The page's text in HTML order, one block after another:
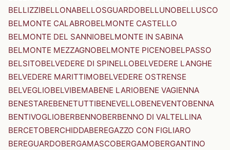
BELLIZZIBELLONABELLOSGUARDOBELLUNOBELLUSCO
BELMONTE CALABROBELMONTE CASTELLO
BELMONTE DEL SANNIOBELMONTE IN SABINA
BELMONTE MEZZAGNOBELMONTE PICENOBELPASSO
BELSITOBELVEDERE DI SPINELLOBELVEDERE LANGHE
BELVEDERE MARITTIMOBELVEDERE OSTRENSE
BELVEGLIOBELVIBEMABENE LARIOBENE VAGIENNA
BENESTAREBENETUTTIBENEVELLOBENEVENTOBENNA
BENTIVOGLIOBERBENNOBERBENNO DI VALTELLINA
BERCETOBERCHIDDABEREGAZZO CON FIGLIARO
BEREGUARDOBERGAMASCOBERGAMOBERGANTINO